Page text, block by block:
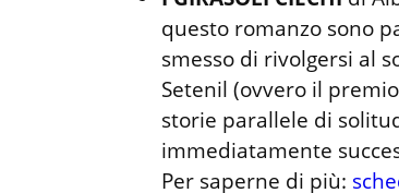
questo romanzo sono
smesso di rivolgersi al
Setenil (ovvero il
storie parallele di
immediatamente
Per saperne di più: